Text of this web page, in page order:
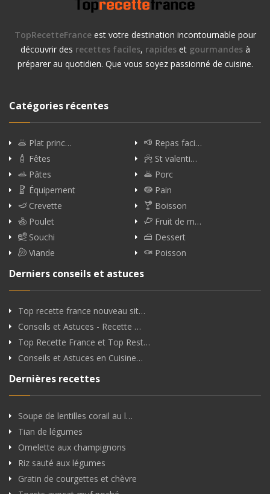
TopRecetteFranceest votre destination incontournable pour
découvrir des recettes faciles, rapideset gourmandesà
préparer au quotidien. Que vous soyez passionné de cuisine.
Catégories récentes
Plat princ…
Repas faci…
Fêtes
St valenti…
Pâtes
Porc
Équipement
Pain
Crevette
Boisson
Poulet
Fruit de m…
Souchi
Dessert
Viande
Poisson
Derniers conseils et astuces
Top recette france nouveau sit…
Conseils et Astuces - Recette …
Top Recette France et Top Rest…
Conseils et Astuces en Cuisine…
Dernières recettes
Soupe de lentilles corail au l…
Tian de légumes
Omelette aux champignons
Riz sauté aux légumes
Gratin de courgettes et chèvre